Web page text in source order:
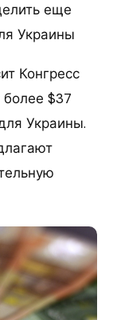
еще
Украины
Конгресс
$37
Украины.